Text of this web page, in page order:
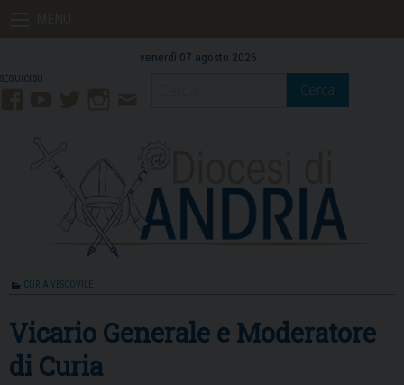
venerdì 07 agosto 2026
Mail
Cerca
CURIA VESCOVILE
Vicario Generale e Moderatore
di Curia